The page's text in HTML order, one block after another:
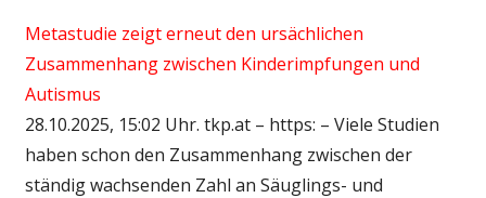
Politik
Wirtschaft
Wissenschaft
Metastudie zeigt erneut den ursächlichen
Zusammenhang zwischen Kinderimpfungen und
Autismus
28.10.2025, 15:02 Uhr. tkp.at – https: – Viele Studien
haben schon den Zusammenhang zwischen der
ständig wachsenden Zahl an Säuglings- und